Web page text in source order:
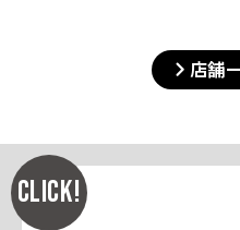
店舗